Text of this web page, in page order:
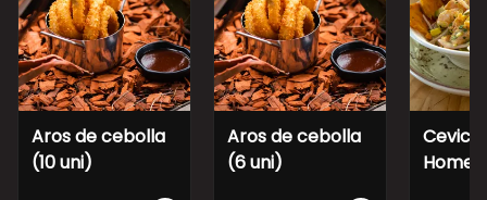
Aros de cebolla
(10 uni)
Aros de cebolla
(6 uni)
Home